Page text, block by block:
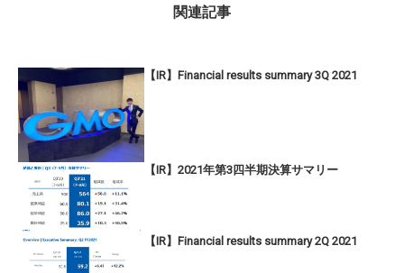
関連記事
【IR】Financial results summary 3Q 2021
【IR】2021年第3四半期決算サマリー
【IR】Financial results summary 2Q 2021